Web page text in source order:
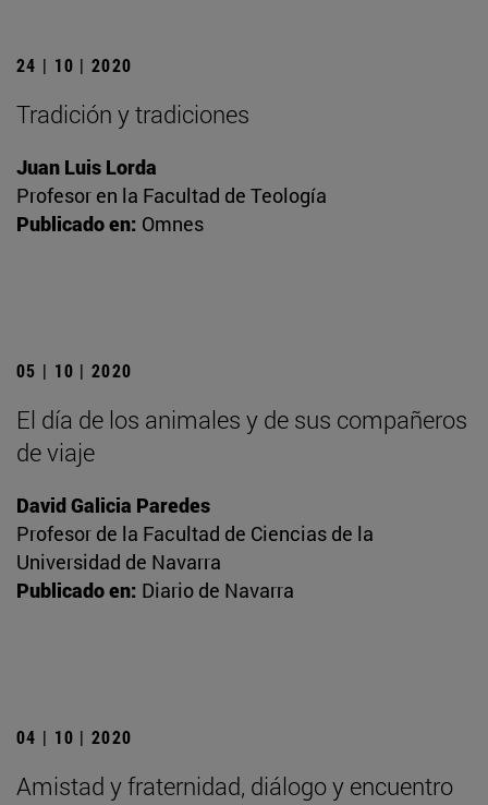
24 | 10 | 2020
Tradición y tradiciones
Juan Luis Lorda
Profesor en la Facultad de Teología
Publicado en: Omnes
05 | 10 | 2020
El día de los animales y de sus compañeros
de viaje
David Galicia Paredes
Profesor de la Facultad de Ciencias de la
Universidad de Navarra
Publicado en: Diario de Navarra
04 | 10 | 2020
Amistad y fraternidad, diálogo y encuentro